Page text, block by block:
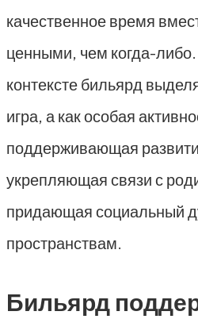
качественное время
ценными, чем когда-
контексте бильярд
игра, а как особая
поддерживающая
укрепляющая связи с
придающая социальный
пространствам.
Бильярд